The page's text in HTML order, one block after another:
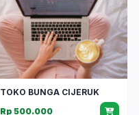
TOKO BUNGA CIJERUK
Rp 500.000